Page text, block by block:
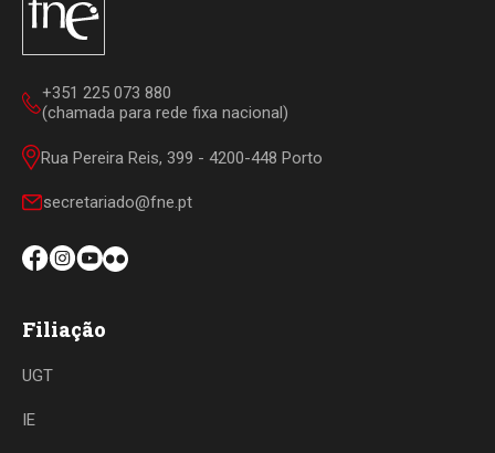
+351 225 073 880
(chamada para rede fixa nacional)
Rua Pereira Reis, 399 - 4200-448 Porto
secretariado@fne.pt
Filiação
UGT
IE